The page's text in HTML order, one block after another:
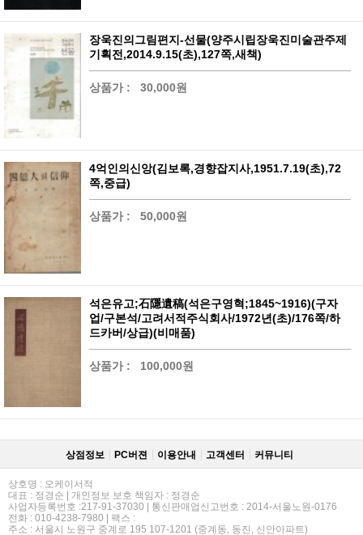
장욱진의그림편지-선물(양주시립장욱진미술관주제
기획전,2014.9.15(초),127쪽,새책)
상품가 : 30,000원
4억인의신앙(김보록,경향잡지사,1951.7.19(초),72
쪽,중급)
상품가 : 50,000원
석은유고;石隱遺稿(석은구영혁;1845~1916)(구자
업/구본석/고려서적주식회사/1972년(초)/176쪽/하
드카버/상급)(비매품)
상품가 : 100,000원
상점정보 PC버젼 이용안내 고객센터 커뮤니티
상호명 : 오케이서적
대표 : 정경순 | 개인정보 보호 책임자 : 정경순
사업자등록번호 :217-91-37030 | 통신판매업신고번호 : 2014-서울노원-0176
전화 : 010-4238-7980 | 팩스 :
주소 : 서울시 노원구 중계로 195 107-1201 (중계동, 동진, 신안아파트)